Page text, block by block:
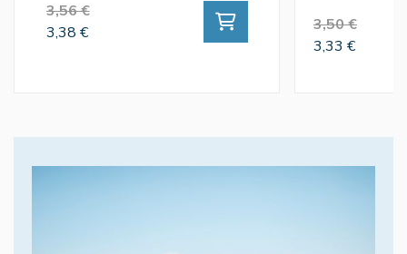
3,56 €
3,38 €
3,50 €
3,33 €